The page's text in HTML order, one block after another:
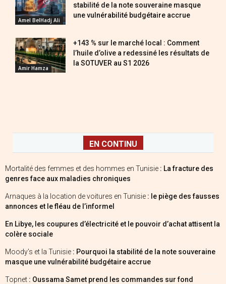
Amel BelHadj Ali
stabilité de la note souveraine masque
une vulnérabilité budgétaire accrue
Amir Hamza
+143 % sur le marché local : Comment
l’huile d’olive a redessiné les résultats de
la SOTUVER au S1 2026
EN CONTINU
Mortalité des femmes et des hommes en Tunisie : La fracture des
genres face aux maladies chroniques
Arnaques à la location de voitures en Tunisie : le piège des fausses
annonces et le fléau de l’informel
En Libye, les coupures d’électricité et le pouvoir d’achat attisent la
colère sociale
Moody’s et la Tunisie : Pourquoi la stabilité de la note souveraine
masque une vulnérabilité budgétaire accrue
Topnet : Oussama Samet prend les commandes sur fond